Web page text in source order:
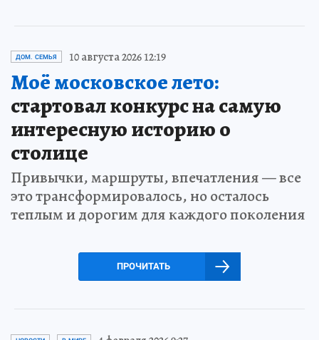
ДОМ. СЕМЬЯ 10 августа 2026 12:19
Моё московское лето:
стартовал конкурс на самую
интересную историю о
столице
Привычки, маршруты, впечатления — все
это трансформировалось, но осталось
теплым и дорогим для каждого поколения
ПРОЧИТАТЬ